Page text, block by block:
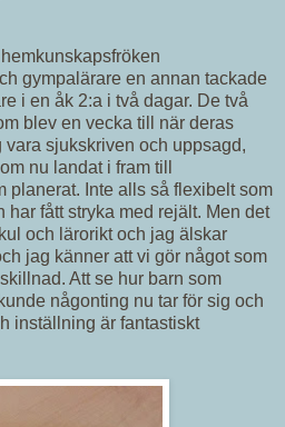
gympalärare en annan tackade
i en åk 2:a i två dagar. De två
blev en vecka till när deras
sjukskriven och uppsagd,
nu landat i fram till
planerat. Inte alls så flexibelt som
har fått stryka med rejält. Men det
och lärorikt och jag älskar
jag känner att vi gör något som
Att se hur barn som
någonting nu tar för sig och
inställning är fantastiskt